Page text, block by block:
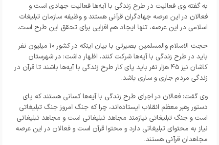
به گفته وی فعالیت در طرح زندگی با آیه‌ها فعالیت جهادی است و
فعالان در این عرصه جهادگران قرآنی هستند و وظیفه سازمان تبلیغات
اسلامی در این عرصه، تنها ایجاد هم افزایی برای تحقق این طرح است.
حجت الاسلام والمسلمین بصیرتی با بیان اینکه در کشور ۱۰ میلیون نفر
باید در طرح زندگی با آیه‌ها شرکت کنند، اظهار داشت: در شهرستان
کاشان نیز ۴۵ هزار نفر باید پای کار طرح زندگی با آیه‌ها باشند تا قرآن در
زندگی مردم جاری و ساری باشد.
وی گفت: فعالان در اجرای طرح زندگی با آیه‌ها کسانی هستند که پای
دستور رهبر معظم انقلاب ایستاده‌اند، چرا که جنگ امروز جنگ تبلیغاتی
است و جنگ تبلیغاتی نیازمند مجاهد تبلیغاتی است و مجاهد تبلیغاتی
نیاز به محتوای تبلیغاتی دارد و محتوا قرآن است و فعالان در این عرصه
مجاهدان قرآنی هستند.